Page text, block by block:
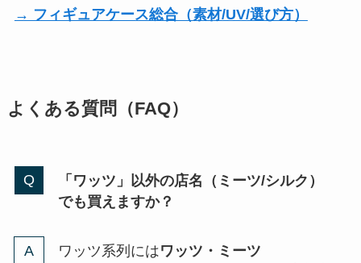
→ フィギュアケース総合（素材/UV/選び方）
よくある質問（FAQ）
「ワッツ」以外の店名（ミーツ/シルク）
でも買えますか？
ワッツ系列にはワッツ・ミーツ